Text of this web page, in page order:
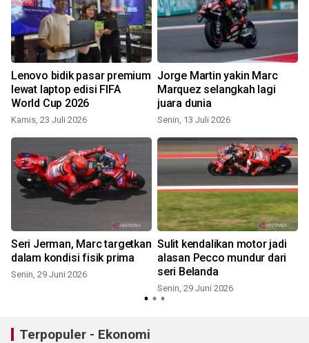
Lenovo bidik pasar premium
lewat laptop edisi FIFA
World Cup 2026
Kamis, 23 Juli 2026
Jorge Martin yakin Marc
Marquez selangkah lagi
juara dunia
Senin, 13 Juli 2026
Seri Jerman, Marc targetkan
dalam kondisi fisik prima
Senin, 29 Juni 2026
Sulit kendalikan motor jadi
alasan Pecco mundur dari
seri Belanda
Senin, 29 Juni 2026
Terpopuler - Ekonomi